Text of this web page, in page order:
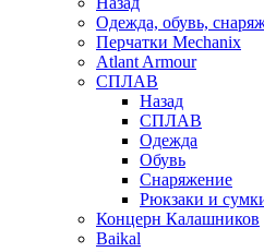
Одежда, обувь,
Перчатки Mechanix
Atlant Armour
СПЛАВ
Назад
СПЛАВ
Одежда
Обувь
Снаряжение
Рюкзаки и
Концерн Калашников
Baikal